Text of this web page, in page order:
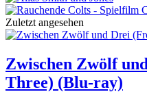
Zuletzt angesehen
Zwischen Zwölf
Three) (Blu-ray)